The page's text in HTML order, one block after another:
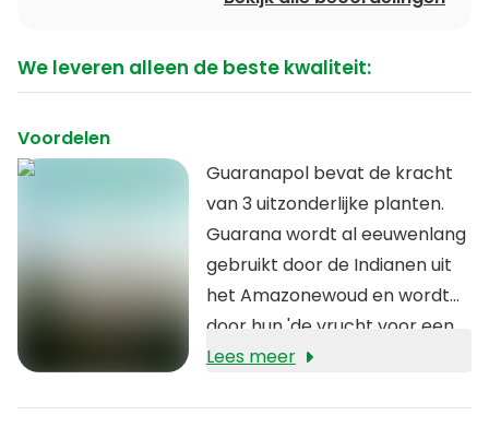
We leveren alleen de beste kwaliteit:
Voordelen
Guaranapol bevat de kracht
van 3 uitzonderlijke planten.
Guarana wordt al eeuwenlang
gebruikt door de Indianen uit
het Amazonewoud en wordt
door hun 'de vrucht voor een
lang leven' genoemd. Guarana
Lees meer